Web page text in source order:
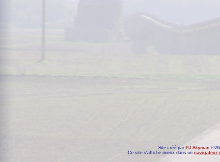
Site créé par PJ Skyman
Ce site s'affiche mieux dans unnavigateur